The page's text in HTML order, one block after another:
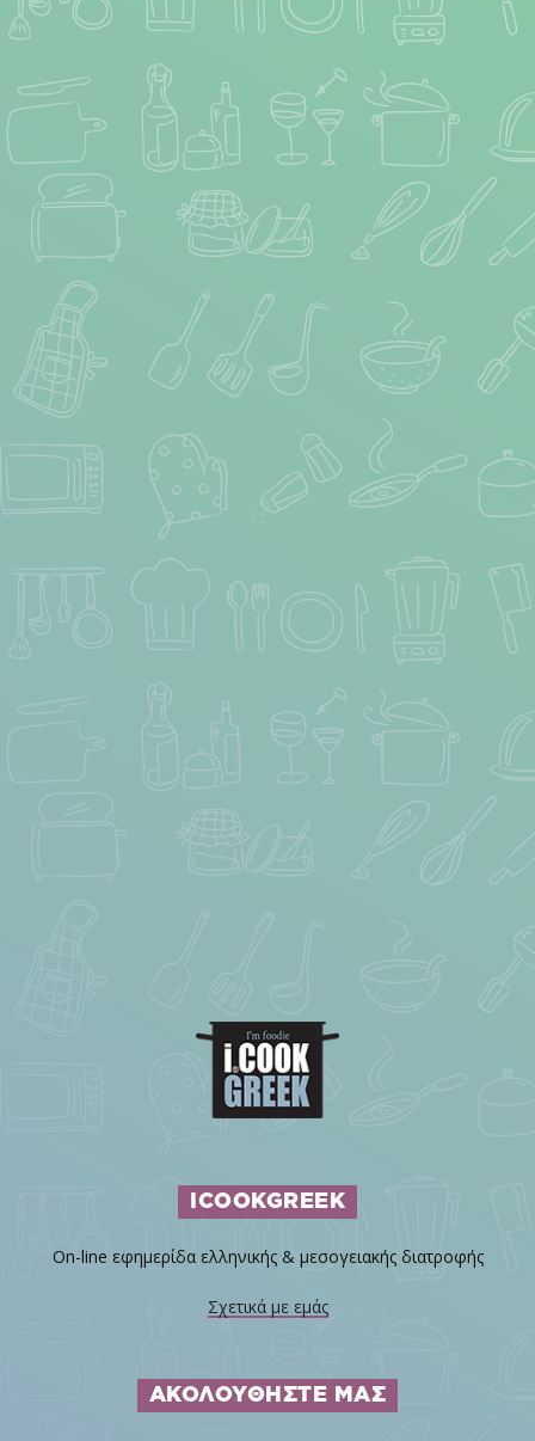
ICOOKGREEK
On-line εφημερίδα ελληνικής & μεσογειακής διατροφής
Σχετικά με εμάς
ΑΚΟΛΟΥΘΗΣΤΕ ΜΑΣ